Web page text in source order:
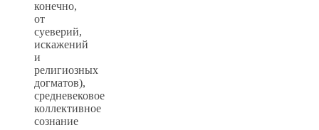
конечно,
от
суеверий,
искажений
и
религиозных
догматов),
средневековое
коллективное
сознание